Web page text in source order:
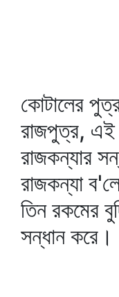
কোটালের
রাজপুত্র, এই
রাজকন্যার
রাজকন্যা
তিন রকমের
সন্ধান করে।